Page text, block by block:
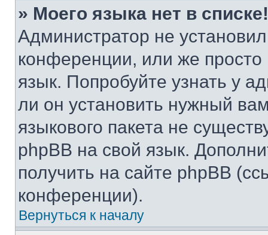
» Моего языка нет в списке!
Администратор не
конференции, или же
язык. Попробуйте узнать у
ли он установить нужный
языкового пакета не
phpBB на свой язык.
получить на сайте phpBB
конференции).
Вернуться к началу